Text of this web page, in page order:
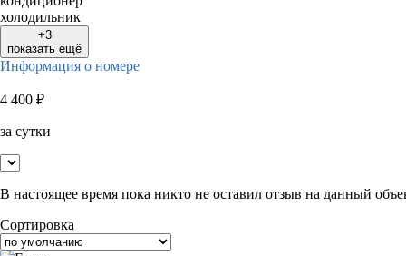
холодильник
+3
показать ещё
Информация о номере
4 400 ₽
за сутки
В настоящее время пока никто не оставил отзыв на данный
Сортировка